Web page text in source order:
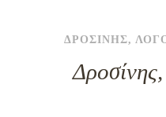
ΔΡΟΣΙΝΗΣ,